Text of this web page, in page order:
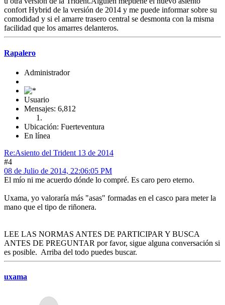
confort Hybrid de la versión de 2014 y me puede informar sobre su
comodidad y si el amarre trasero central se desmonta con la misma
facilidad que los amarres delanteros.
Rapalero
Administrador
Usuario
Mensajes: 6,812
Ubicación: Fuerteventura
En línea
Re:Asiento del Trident 13 de 2014
#4
08 de Julio de 2014, 22:06:05 PM
El mío ni me acuerdo dónde lo compré. Es caro pero eterno.
Uxama, yo valoraría más "asas" formadas en el casco para meter la
mano que el tipo de riñonera.
LEE LAS NORMAS ANTES DE PARTICIPAR Y BUSCA
ANTES DE PREGUNTAR por favor, sigue alguna conversación si
es posible. Arriba del todo puedes buscar.
uxama